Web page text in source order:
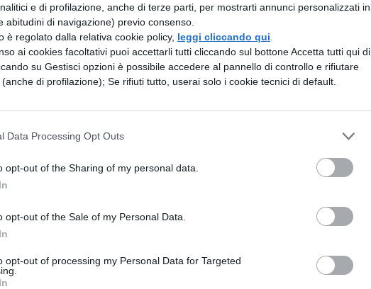
e di profilazione, anche di terze parti, per mostrarti annunci personalizzati in
abitudini di navigazione) previo consenso.
è regolato dalla relativa cookie policy, leggi cliccando qui
ai cookies facoltativi puoi accettarli tutti cliccando sul bottone Accetta tutti qui di
su Gestisci opzioni è possibile accedere al pannello di controllo e rifiutare
di profilazione); Se rifiuti tutto, userai solo i cookie tecnici di default.
Data Processing Opt Outs
opt-out of the Sharing of my personal data.
opt-out of the Sale of my Personal Data.
opt-out of processing my Personal Data for Targeted
il contenuto
Polibio [Maturità 2019]